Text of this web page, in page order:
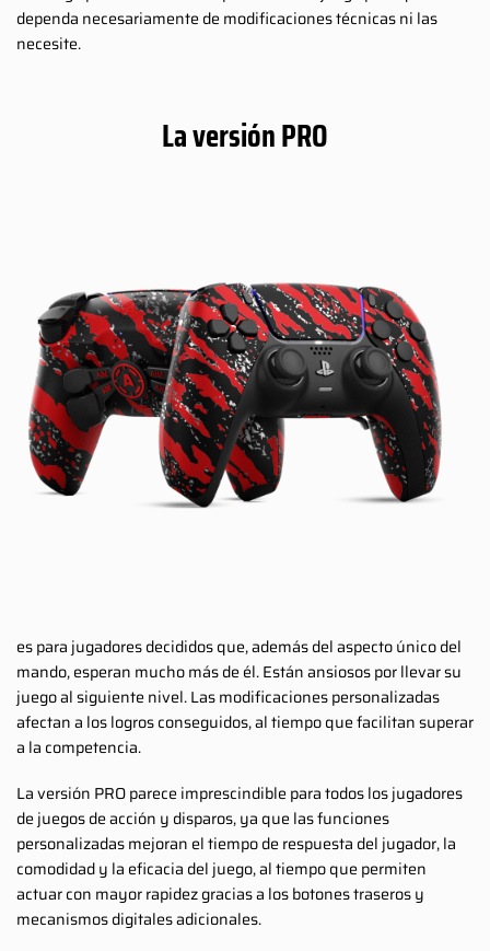
dependa necesariamente de modificaciones técnicas ni las
necesite.
La versión PRO
es para jugadores decididos que, además del aspecto único del
mando, esperan mucho más de él. Están ansiosos por llevar su
juego al siguiente nivel. Las modificaciones personalizadas
afectan a los logros conseguidos, al tiempo que facilitan superar
a la competencia.
La versión PRO parece imprescindible para todos los jugadores
de juegos de acción y disparos, ya que las funciones
personalizadas mejoran el tiempo de respuesta del jugador, la
comodidad y la eficacia del juego, al tiempo que permiten
actuar con mayor rapidez gracias a los botones traseros y
mecanismos digitales adicionales.